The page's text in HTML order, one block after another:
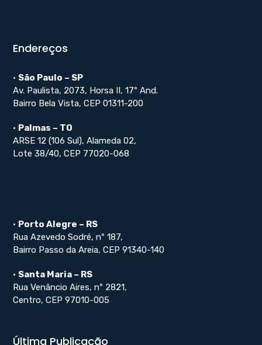
Endereços
• São Paulo – SP
Av. Paulista, 2073, Horsa II, 17º And.
Bairro Bela Vista, CEP 01311-200
• Palmas – TO
ARSE 12 (106 Sul), Alameda 02,
Lote 38/40, CEP 77020-068
• Porto Alegre – RS
Rua Azevedo Sodré, nº 187,
Bairro Passo da Areia, CEP 91340-140
• Santa Maria – RS
Rua Venâncio Aires, nº 2821,
Centro, CEP 97010-005
Última Publicação